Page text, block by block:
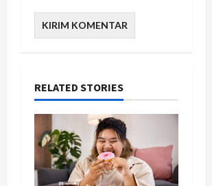
RELATED STORIES